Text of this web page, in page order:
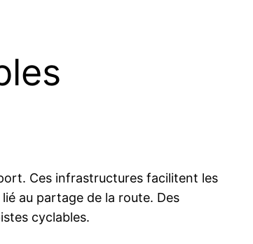
Ces infrastructures facilitent les
au partage de la route. Des
cyclables.